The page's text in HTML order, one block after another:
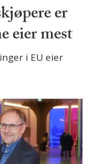
er
eier mest
i EU eier